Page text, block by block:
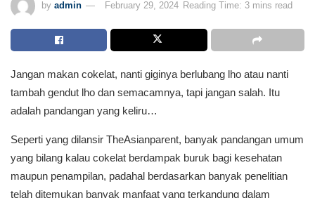
by admin February 29, 2024 Reading Time: 3 mins read
Jangan makan cokelat, nanti giginya berlubang lho atau nanti
tambah gendut lho dan semacamnya, tapi jangan salah. Itu
adalah pandangan yang keliru…
Seperti yang dilansir TheAsianparent, banyak pandangan umum
yang bilang kalau cokelat berdampak buruk bagi kesehatan
maupun penampilan, padahal berdasarkan banyak penelitian
telah ditemukan banyak manfaat yang terkandung dalam